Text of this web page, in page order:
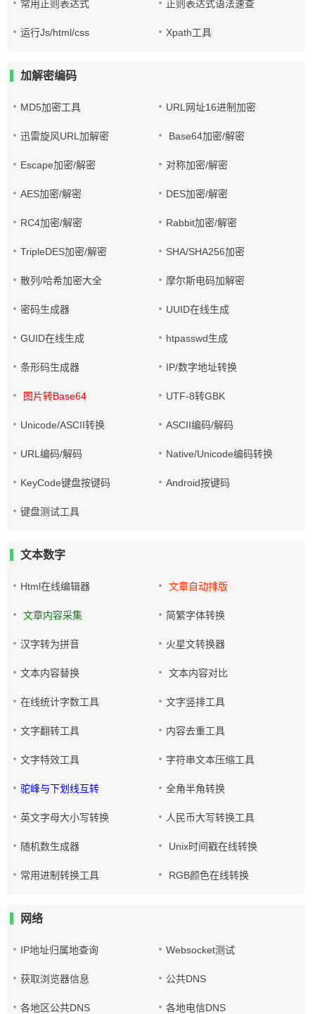
常用正则表达式 正则表达式语法速查
运行Js/html/css Xpath工具
加解密编码
MD5加密工具 URL网址16进制加密
迅雷旋风URL加解密 Base64加密/解密
Escape加密/解密 对称加密/解密
AES加密/解密 DES加密/解密
RC4加密/解密 Rabbit加密/解密
TripleDES加密/解密 SHA/SHA256加密
散列/哈希加密大全 摩尔斯电码加解密
密码生成器 UUID在线生成
GUID在线生成 htpasswd生成
条形码生成器 IP/数字地址转换
图片转Base64 UTF-8转GBK
Unicode/ASCII转换 ASCII编码/解码
URL编码/解码 Native/Unicode编码转换
KeyCode键盘按键码 Android按键码
键盘测试工具
文本数字
Html在线编辑器 文章自动排版
文章内容采集 简繁字体转换
汉字转为拼音 火星文转换器
文本内容替换 文本内容对比
在线统计字数工具 文字竖排工具
文字翻转工具 内容去重工具
文字特效工具 字符串文本压缩工具
驼峰与下划线互转 全角半角转换
英文字母大小写转换 人民币大写转换工具
随机数生成器 Unix时间戳在线转换
常用进制转换工具 RGB颜色在线转换
网络
IP地址归属地查询 Websocket测试
获取浏览器信息 公共DNS
各地区公共DNS 各地电信DNS